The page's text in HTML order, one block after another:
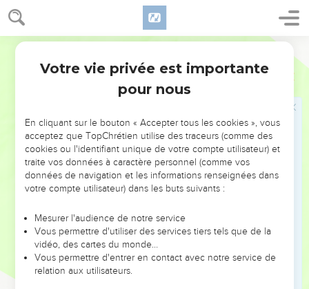
2 Rois 20
Ésaïe, le prophète, vint ensuite auprès du roi Ézéchias, et
lui dit : Qu'ont dit ces gens-là, et d'où sont-ils venus vers toi ?
Ézéchias répondit : Ils sont venus d'un pays éloigné, de
Ésaïe dit encore : Qu'ont-ils vu dans ta maison ? Ézéchias
répondit : Ils ont vu tout ce qui est dans ma maison : il n'y a
Alors Ésaïe dit à Ézéchias : Écoute la parole de l'Éternel !
Voici, les temps viendront où l'on emportera à Babylone
tout ce qui est dans ta maison et ce que tes pères ont
amassé jusqu'à ce jour ; il n'en restera rien, dit l'Éternel.
auras engendrés, pour en faire des eunuques dans le palais
du roi de Babylone.
Ézéchias répondit à Ésaïe : La parole de l'Éternel, que tu as
prononcée, est bonne. Et il ajouta : N'y aura-t-il pas paix et
Votre vie privée est importante
pour nous
En cliquant sur le bouton « Accepter tous les cookies », vous
acceptez que TopChrétien utilise des traceurs (comme des
cookies ou l'identifiant unique de votre compte utilisateur) et
traite vos données à caractère personnel (comme vos
données de navigation et les informations renseignées dans
votre compte utilisateur) dans les buts suivants :
Mesurer l'audience de notre service
Vous permettre d'utiliser des services tiers tels que de la
vidéo, des cartes du monde…
Vous permettre d'entrer en contact avec notre service de
relation aux utilisateurs.